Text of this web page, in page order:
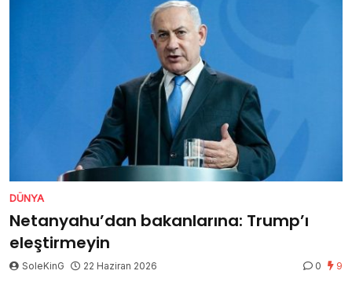
DÜNYA
Netanyahu’dan bakanlarına: Trump’ı
eleştirmeyin
SoleKinG 22 Haziran 2026 0 9